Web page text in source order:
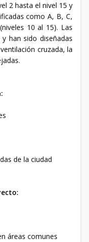
2 hasta el nivel 15 y
como A, B, C,
10 al 15). Las
han sido diseñadas
cruzada, la
de la ciudad
áreas comunes